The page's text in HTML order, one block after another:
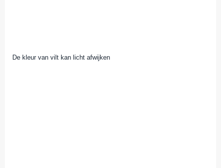
De kleur van vilt kan licht afwijken